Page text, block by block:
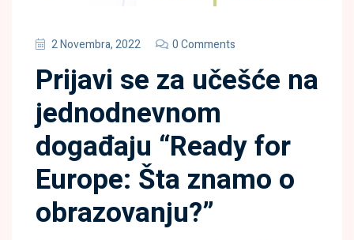
2 Novembra, 2022 0 Comments
Prijavi se za učešće na
jednodnevnom
događaju “Ready for
Europe: Šta znamo o
obrazovanju?”